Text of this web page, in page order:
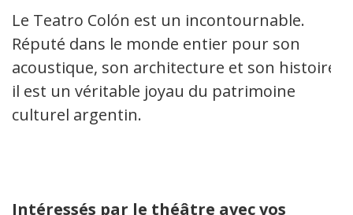
Le Teatro Colón est un incontournable.
Réputé dans le monde entier pour son
acoustique, son architecture et son histoire,
il est un véritable joyau du patrimoine
culturel argentin.
Intéressés par le théâtre avec vos